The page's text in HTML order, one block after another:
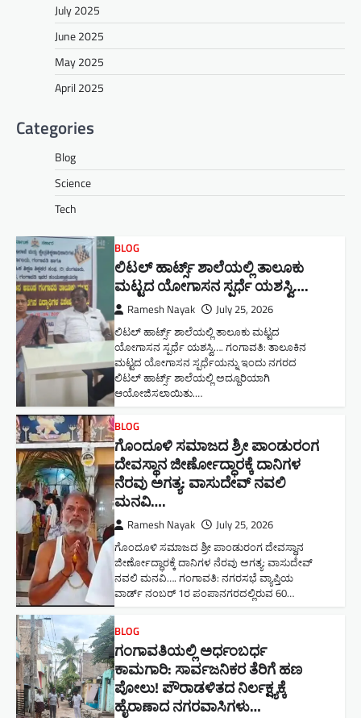
July 2025
June 2025
May 2025
April 2025
Categories
Blog
Science
Tech
BLOG
ಲಿಟಲ್ ಹಾರ್ಟ್ಸ್ ಶಾಲೆಯಲ್ಲಿ ತಾಲೂಕು
ಮಟ್ಟದ ಯೋಗಾಸನ ಸ್ಪರ್ಧೆ ಯಶಸ್ವಿ….
Ramesh Nayak July 25, 2026
ಲಿಟಲ್ ಹಾರ್ಟ್ಸ್ ಶಾಲೆಯಲ್ಲಿ ತಾಲೂಕು ಮಟ್ಟದ
ಯೋಗಾಸನ ಸ್ಪರ್ಧೆ ಯಶಸ್ವಿ…. ಗಂಗಾವತಿ: ತಾಲೂಕಿನ
ಮಟ್ಟದ ಯೋಗಾಸನ ಸ್ಪರ್ಧೆಯನ್ನು ಇಂದು ನಗರದ
ಲಿಟಲ್ ಹಾರ್ಟ್ಸ್ ಶಾಲೆಯಲ್ಲಿ ಅದ್ದೂರಿಯಾಗಿ
ಆಯೋಜಿಸಲಾಯಿತು.…
BLOG
ಗೊಂದೂಳಿ ಸಮಾಜದ ಶ್ರೀ ಪಾಂಡುರಂಗ
ದೇವಸ್ಥಾನ ಜೀರ್ಣೋದ್ಧಾರಕ್ಕೆ ದಾನಿಗಳ
ನೆರವು ಅಗತ್ಯ: ವಾಸುದೇವ್ ನವಲಿ
ಮನವಿ​….
Ramesh Nayak July 25, 2026
ಗೊಂದೂಳಿ ಸಮಾಜದ ಶ್ರೀ ಪಾಂಡುರಂಗ ದೇವಸ್ಥಾನ
ಜೀರ್ಣೋದ್ಧಾರಕ್ಕೆ ದಾನಿಗಳ ನೆರವು ಅಗತ್ಯ: ವಾಸುದೇವ್
ನವಲಿ ಮನವಿ​…. ಗಂಗಾವತಿ: ​ನಗರಸಭೆ ವ್ಯಾಪ್ತಿಯ
ವಾರ್ಡ್ ನಂಬರ್ 1ರ ಪಂಪಾನಗರದಲ್ಲಿರುವ 60…
BLOG
ಗಂಗಾವತಿಯಲ್ಲಿ ಅರ್ಧಂಬರ್ಧ
ಕಾಮಗಾರಿ: ಸಾರ್ವಜನಿಕರ ತೆರಿಗೆ ಹಣ
ಪೋಲು! ಪೌರಾಡಳಿತದ ನಿರ್ಲಕ್ಷ್ಯಕ್ಕೆ
ಹೈರಾಣಾದ ನಗರವಾಸಿಗಳು​…